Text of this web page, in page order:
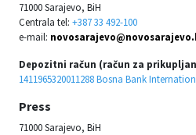
71000 Sarajevo, BiH
Centrala tel: +387 33 492-100
e-mail:
Depozitni račun (račun za
1411965320011288 Bosna Bank
Press
71000 Sarajevo, BiH